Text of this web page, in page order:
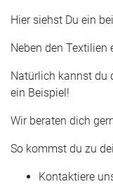
Hier siehst Du ein
Neben den
Natürlich kannst du
ein Beispiel!
Wir beraten dich
So kommst du zu
Kontaktiere